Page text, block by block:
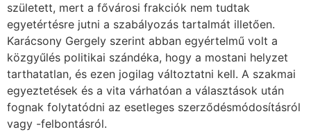
született, mert a fővárosi frakciók nem tudtak
egyetértésre jutni a szabályozás tartalmát illetően.
Karácsony Gergely szerint abban egyértelmű volt a
közgyűlés politikai szándéka, hogy a mostani helyzet
tarthatatlan, és ezen jogilag változtatni kell. A szakmai
egyeztetések és a vita várhatóan a választások után
fognak folytatódni az esetleges szerződésmódosításról
vagy -felbontásról.